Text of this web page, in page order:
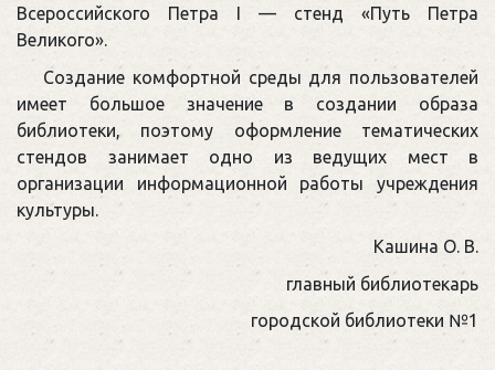
Всероссийского Петра I — стенд «Путь Петра
Великого».
Создание комфортной среды для пользователей
имеет большое значение в создании образа
библиотеки, поэтому оформление тематических
стендов занимает одно из ведущих мест в
организации информационной работы учреждения
культуры.
Кашина О. В.
главный библиотекарь
городской библиотеки №1